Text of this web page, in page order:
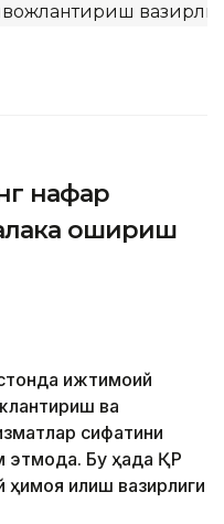
нафар
ошириш
ижтимоий
ва
сифатини
Бу ҳақда ҚР
қилиш вазирлиги